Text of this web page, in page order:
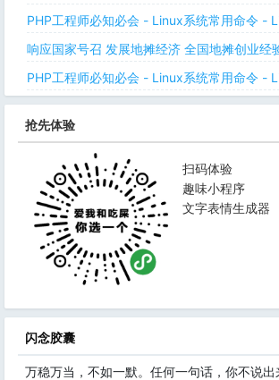
PHP工程师必知必会 - Linux系统常用命令 -
响应国家号召 发展地摊经济 全国地摊创业经
PHP工程师必知必会 - Linux系统常用命令 -
抢先体验
扫码体验
趣味小程序
文字表情生成器
闪念胶囊
万稳万当，不如一默。任何一句话，你不说